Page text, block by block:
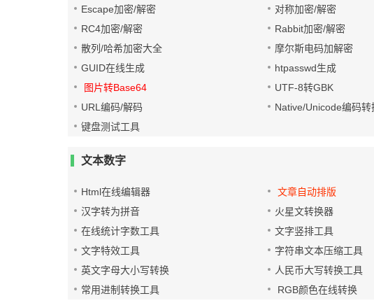
Escape加密/解密
对称加密/解密
RC4加密/解密
Rabbit加密/解密
散列/哈希加密大全
摩尔斯电码加解密
GUID在线生成
htpasswd生成
图片转Base64
UTF-8转GBK
URL编码/解码
Native/Unicode编码转
键盘测试工具
文本数字
Html在线编辑器 文章自动排版
汉字转为拼音
火星文转换器
在线统计字数工具
文字竖排工具
文字特效工具
字符串文本压缩工具
英文字母大小写转换
人民币大写转换工具
常用进制转换工具
RGB颜色在线转换